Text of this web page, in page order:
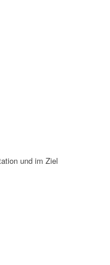
und im Ziel